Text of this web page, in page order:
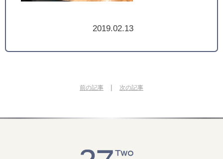
2019.02.13
前の記事 | 次の記事